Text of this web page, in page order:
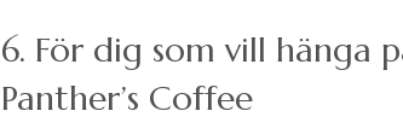
6. För dig som vill hänga
Panther’s Coffee